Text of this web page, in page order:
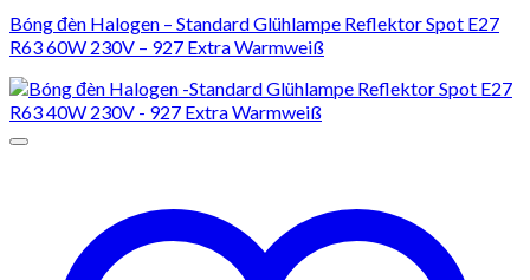
Bóng đèn Halogen – Standard Glühlampe Reflektor Spot E27
R63 60W 230V – 927 Extra Warmweiß